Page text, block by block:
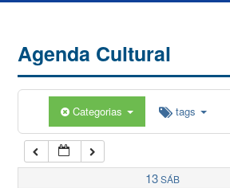
Agenda Cultural
Categorias tags
13SÁB
5:00
7:00